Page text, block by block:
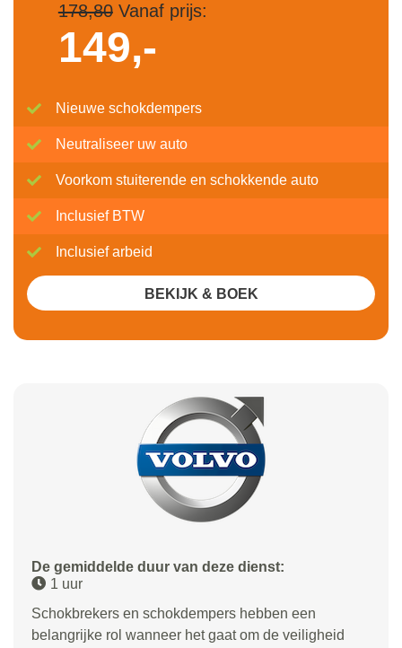
De gemiddelde duur van deze dienst:
1 uur
Schokbrekers en schokdempers hebben een
belangrijke rol wanneer het gaat om de veiligheid
178,80Vanaf prijs:
149,-
Nieuwe schokdempers
Neutraliseer uw auto
Voorkom stuiterende en schokkende auto
Inclusief BTW
Inclusief arbeid
BEKIJK & BOEK